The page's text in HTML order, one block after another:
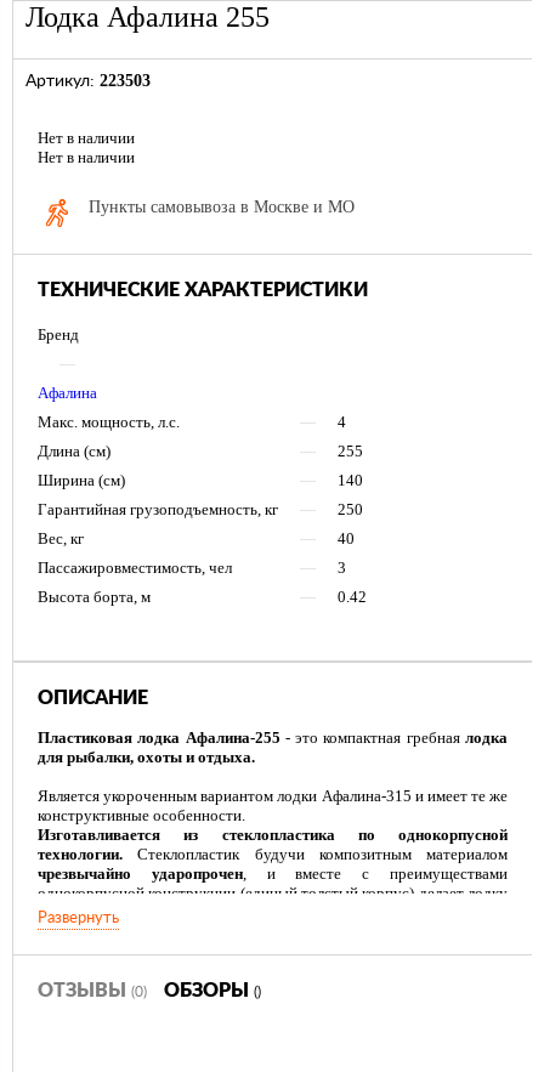
Лодка Афалина 255
Артикул: 223503
Нет в наличии
Нет в наличии
Пункты самовывоза в Москве и МО
ТЕХНИЧЕСКИЕ ХАРАКТЕРИСТИКИ
Бренд
—
Афалина
Макс. мощность, л.с.
—
4
Длина (см)
—
255
Ширина (см)
—
140
Гарантийная грузоподъемность, кг
—
250
Вес, кг
—
40
Пассажировместимость, чел
—
3
Высота борта, м
— 0.42
ОПИСАНИЕ
Пластиковая лодка Афалина-255 - это компактная гребнаялодка
для рыбалки, охоты и отдыха.
Является укороченным вариантом лодки Афалина-315 и имеет те же
конструктивные особенности.
Изготавливается из стеклопластика по однокорпусной
технологии.Стеклопластик будучи композитным материалом
чрезвычайно ударопрочен, и вместе с преимуществами
однокорпусной конструкции (единый толстый корпус) делает лодку
Афалина-255
Имеет плоскодонную конструкцию и тримаранность носовых
обводов.Ключевой характеристикой лодки Афалина-255 является
благодаря большой ширине, плоскодонной конструкции и
Развернуть
ОТЗЫВЫ (0) ОБЗОРЫ ()